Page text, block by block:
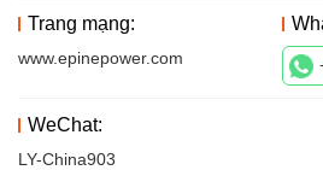
Trang mạng:
www.epinepower.com
WeChat:
LY-China903